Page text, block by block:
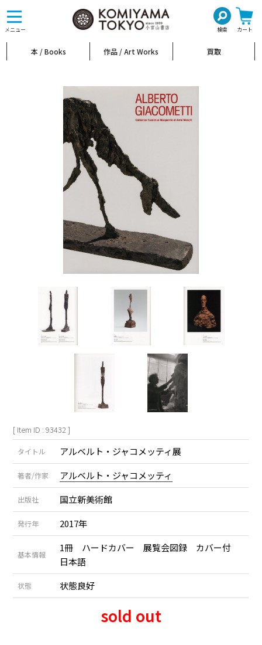
メニュー 検索 カート
toggle
navigation
本 / Books 作品 / Art Works 買取
[ Item ID : 93432 ]
タイトル アルベルト・ジャコメッティ展
著者/作家 アルベルト・ジャコメッティ
出版社 国立新美術館
発行年 2017年
基本情報
1冊 ハードカバー 展覧会図録 カバー付
日本語
状態 状態良好
sold out